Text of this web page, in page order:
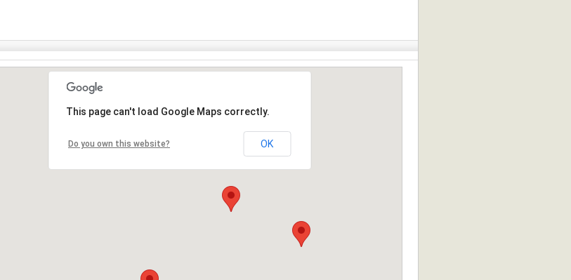
This page can't load Google Maps correctly.
Do you own this website? OK